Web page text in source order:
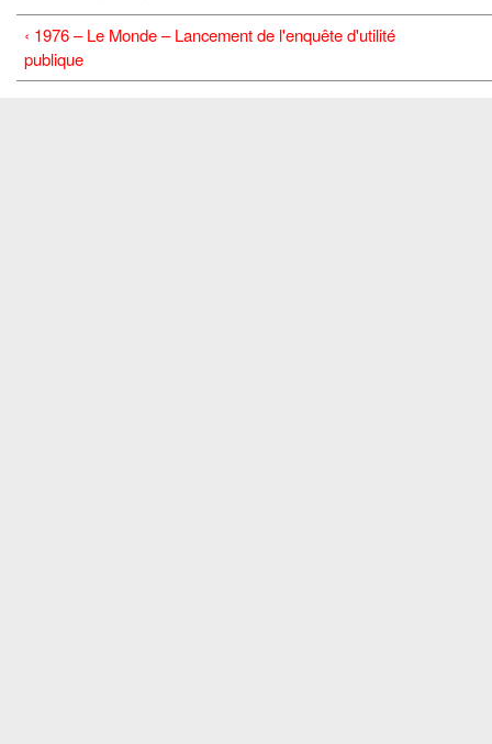
‹ 1976 – Le Monde – Lancement de l'enquête d'utilité
publique